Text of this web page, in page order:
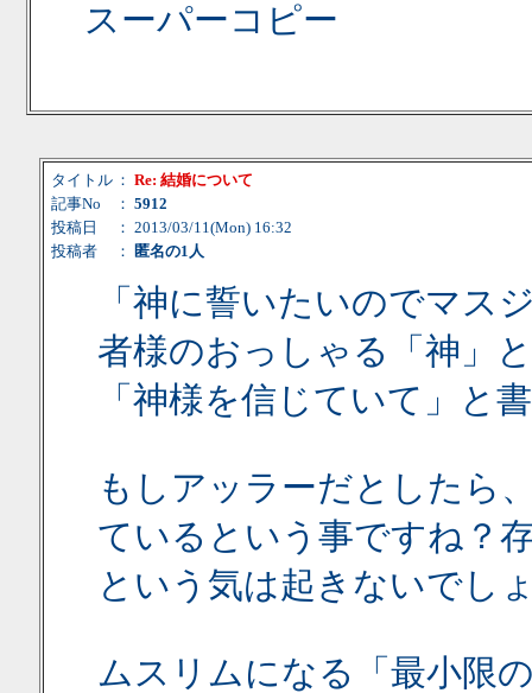
スーパーコピー
タイトル ： Re: 結婚について
記事No
： 5912
投稿日
： 2013/03/11(Mon) 16:32
投稿者
： 匿名の1人
「神に誓いたいのでマス
者様のおっしゃる「神」
「神様を信じていて」
もしアッラーだとしたら
ているという事ですね？
という気は起きないでし
ムスリムになる「最小限